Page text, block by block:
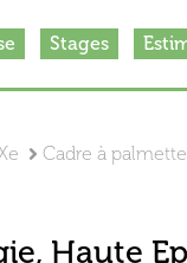
Stages
Cadre à
Haute